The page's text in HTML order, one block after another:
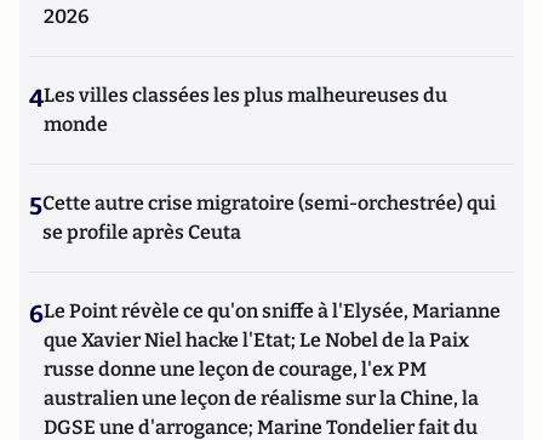
2026
4Les villes classées les plus malheureuses du
monde
5Cette autre crise migratoire (semi-orchestrée) qui
se profile après Ceuta
6Le Point révèle ce qu'on sniffe à l'Elysée, Marianne
que Xavier Niel hacke l'Etat; Le Nobel de la Paix
russe donne une leçon de courage, l'ex PM
australien une leçon de réalisme sur la Chine, la
DGSE une d'arrogance; Marine Tondelier fait du